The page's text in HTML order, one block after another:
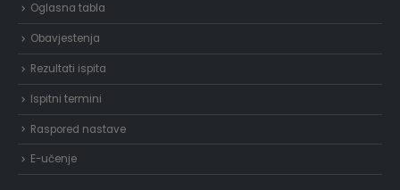
Oglasna tabla
Obavjestenja
Rezultati ispita
Ispitni termini
Raspored nastave
E-učenje